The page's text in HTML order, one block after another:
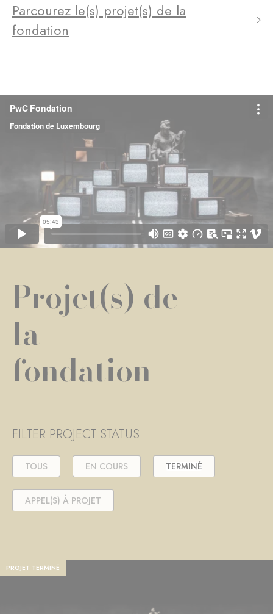
Parcourez le(s) projet(s) de la
fondation
Projet(s) de
la
fondation
FILTER PROJECT STATUS
TOUS EN COURS TERMINÉ
APPEL(S) À PROJET
PROJET TERMINÉ